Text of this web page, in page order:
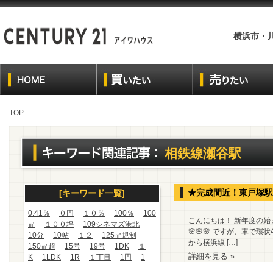
横浜市・
TOP
相鉄線瀬谷駅
[キーワード一覧]
0.41％ ０円 １０％ 100％
100
㎡
１００坪
109シネマズ港北
10分
10帖 １２
125㎡規制
150㎡超
15号 19号 1DK
１
K
1LDK 1R １丁目 1円
1
★完成間近！東戸塚
こんにちは！ 新年度の
🌸🌸🌸 ですが、車で環
から横浜線 […]
詳細を見る »